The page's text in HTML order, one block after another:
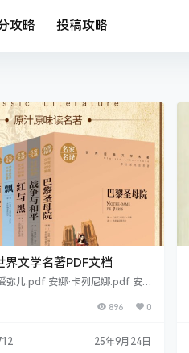
攻略 投稿攻略
界文学名著PDF文档
弥儿.pdf 安娜·卡列尼娜.pdf 安
孤独.pdf 拜伦诗选.pdf 包法利
采果集.pdf 草叶集.pdf 茶花女.
大街.pdf 大师与玛格丽特.pdf 第
896 0
25年9月24日